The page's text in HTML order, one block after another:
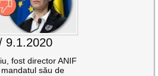
9.1.2020
fost director ANIF
său de